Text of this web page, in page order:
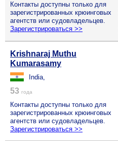
Контакты доступны только для
зарегистрированных крюинговых
агентств или судовладельцев.
Зарегистрироваться >>
Krishnaraj Muthu
Kumarasamy
India,
53 года
Контакты доступны только для
зарегистрированных крюинговых
агентств или судовладельцев.
Зарегистрироваться >>